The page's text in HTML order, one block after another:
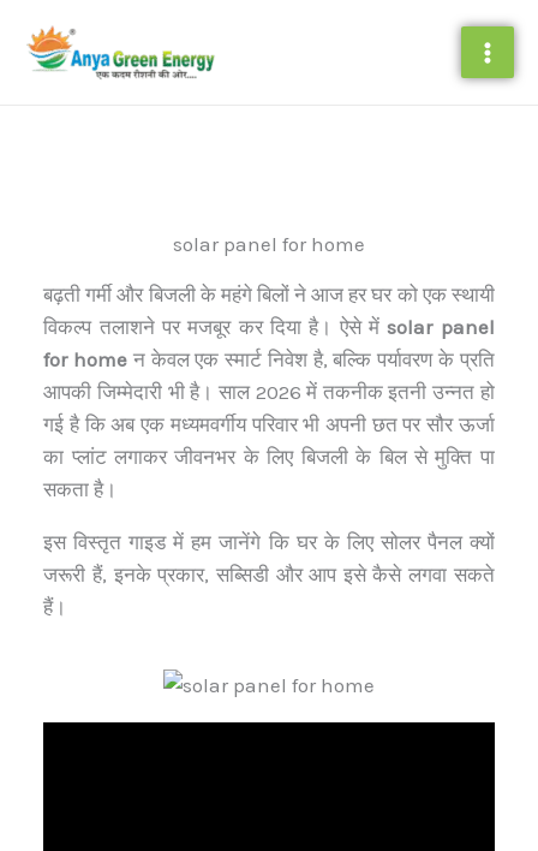
content
solar panel for home
बढ़ती गर्मी और बिजली के महंगे बिलों ने आज हर घर को एक स्थायी
विकल्प तलाशने पर मजबूर कर दिया है। ऐसे मेंsolar panel
for homeन केवल एक स्मार्ट निवेश है, बल्कि पर्यावरण के प्रति
आपकी जिम्मेदारी भी है। साल 2026 में तकनीक इतनी उन्नत हो
गई है कि अब एक मध्यमवर्गीय परिवार भी अपनी छत पर सौर ऊर्जा
का प्लांट लगाकर जीवनभर के लिए बिजली के बिल से मुक्ति पा
सकता है।
इस विस्तृत गाइड में हम जानेंगे कि घर के लिए सोलर पैनल क्यों
जरूरी हैं, इनके प्रकार, सब्सिडी और आप इसे कैसे लगवा सकते
हैं।